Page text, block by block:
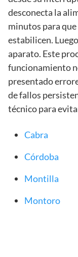
desconecta la
minutos para
estabilicen.
aparato. Este
funcionamiento
presentado
de fallos
técnico para
Cabra
Córdoba
Montilla
Montoro